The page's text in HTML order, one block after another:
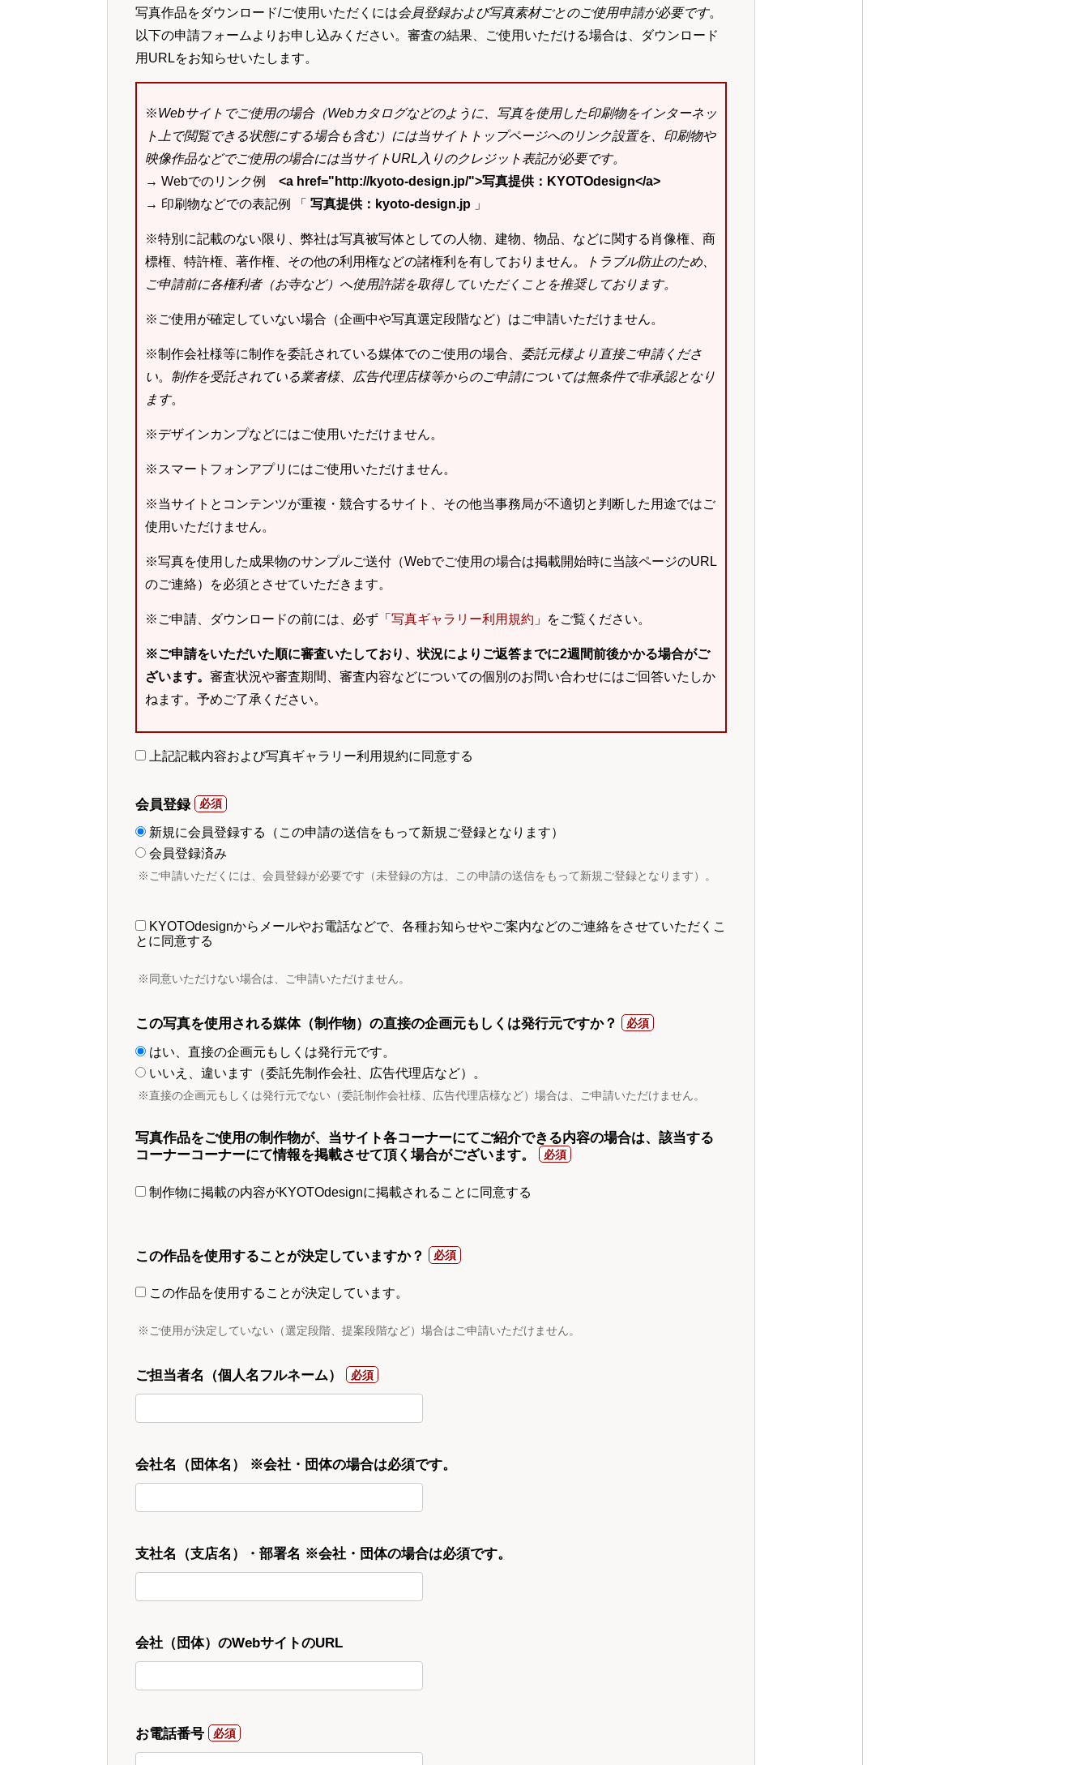
写真作品をダウンロード/ご使用いただくには会員登録および写真素材ごとのご使用申請が必要です。
以下の申請フォームよりお申し込みください。審査の結果、ご使用いただける場合は、ダウンロード
用URLをお知らせいたします。
※Webサイトでご使用の場合（Webカタログなどのように、写真を使用した印刷物をインターネッ
ト上で閲覧できる状態にする場合も含む）には当サイトトップページへのリンク設置を、印刷物や
映像作品などでご使用の場合には当サイトURL入りのクレジット表記が必要です。
→ Webでのリンク例 <a href="http://kyoto-design.jp/">写真提供：KYOTOdesign</a>
→ 印刷物などでの表記例 「 写真提供：kyoto-design.jp 」
※特別に記載のない限り、弊社は写真被写体としての人物、建物、物品、などに関する肖像権、商
標権、特許権、著作権、その他の利用権などの諸権利を有しておりません。
トラブル防止のため、
ご申請前に各権利者（お寺など）へ使用許諾を取得していただくことを推奨しております。
※ご使用が確定していない場合（企画中や写真選定段階など）はご申請いただけません。
※制作会社様等に制作を委託されている媒体でのご使用の場合、 委託元様より直接ご申請くださ
い。 制作を受託されている業者様、広告代理店様等からのご申請については無条件で非承認となり
ます。
※デザインカンプなどにはご使用いただけません。
※スマートフォンアプリにはご使用いただけません。
※当サイトとコンテンツが重複・競合するサイト、その他当事務局が不適切と判断した用途ではご
使用いただけません。
※写真を使用した成果物のサンプルご送付（Webでご使用の場合は掲載開始時に当該ページのURL
のご連絡）を必須とさせていただきます。
※ご申請、ダウンロードの前には、必ず「 写真ギャラリー利用規約 」をご覧ください。
※ご申請をいただいた順に審査いたしており、状況によりご返答までに2週間前後かかる場合がご
ざいます。 審査状況や審査期間、審査内容などについての個別のお問い合わせにはご回答いたしか
ねます。予めご了承ください。
上記記載内容および写真ギャラリー利用規約に同意する
会員登録
新規に会員登録する（この申請の送信をもって新規ご登録となります）
会員登録済み
※ご申請いただくには、会員登録が必要です（未登録の方は、この申請の送信をもって新規ご登録となります）。
KYOTOdesignからメールやお電話などで、各種お知らせやご案内などのご連絡をさせていただくこ
とに同意する
※同意いただけない場合は、ご申請いただけません。
この写真を使用される媒体（制作物）の直接の企画元もしくは発行元ですか？
はい、直接の企画元もしくは発行元です。
いいえ、違います（委託先制作会社、広告代理店など）。
※直接の企画元もしくは発行元でない（委託制作会社様、広告代理店様など）場合は、ご申請いただけません。
写真作品をご使用の制作物が、当サイト各コーナーにてご紹介できる内容の場合は、該当する
コーナーコーナーにて情報を掲載させて頂く場合がございます。
制作物に掲載の内容がKYOTOdesignに掲載されることに同意する
この作品を使用することが決定していますか？
この作品を使用することが決定しています。
※ご使用が決定していない（選定段階、提案段階など）場合はご申請いただけません。
ご担当者名（個人名フルネーム）
会社名（団体名） ※会社・団体の場合は必須です。
支社名（支店名）・部署名 ※会社・団体の場合は必須です。
会社（団体）のWebサイトのURL
お電話番号